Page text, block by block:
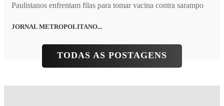
Paulistanos enfrentam filas para tomar vacina contra sarampo
JORNAL METROPOLITANO...
TODAS AS POSTAGENS